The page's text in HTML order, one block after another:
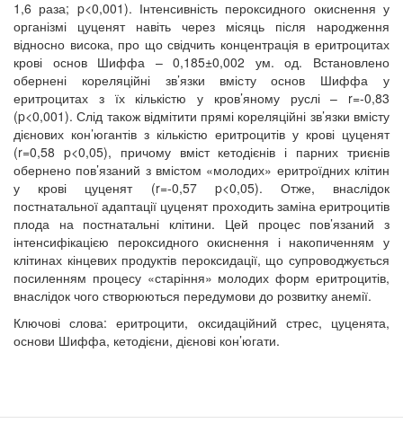
1,6 раза; p<0,001). Інтенсивність пероксидного окиснення у
організмі цуценят навіть через місяць після народження
відносно висока, про що свідчить концентрація в еритроцитах
крові основ Шиффа – 0,185±0,002 ум. од. Встановлено
обернені кореляційні зв’язки вмісту основ Шиффа у
еритроцитах з їх кількістю у кров’яному руслі – r=-0,83
(p<0,001). Слід також відмітити прямі кореляційні зв’язки вмісту
дієнових кон’югантів з кількістю еритроцитів у крові цуценят
(r=0,58 p<0,05), причому вміст кетодієнів і парних триєнів
обернено пов’язаний з вмістом «молодих» еритроїдних клітин
у крові цуценят (r=-0,57 p<0,05). Отже, внаслідок
постнатальної адаптації цуценят проходить заміна еритроцитів
плода на постнатальні клітини. Цей процес пов’язаний з
інтенсифікацією пероксидного окиснення і накопиченням у
клітинах кінцевих продуктів пероксидації, що супроводжується
посиленням процесу «старіння» молодих форм еритроцитів,
внаслідок чого створюються передумови до розвитку анемії.
Ключові слова: еритроцити, оксидаційний стрес, цуценята,
основи Шиффа, кетодієни, дієнові кон’югати.